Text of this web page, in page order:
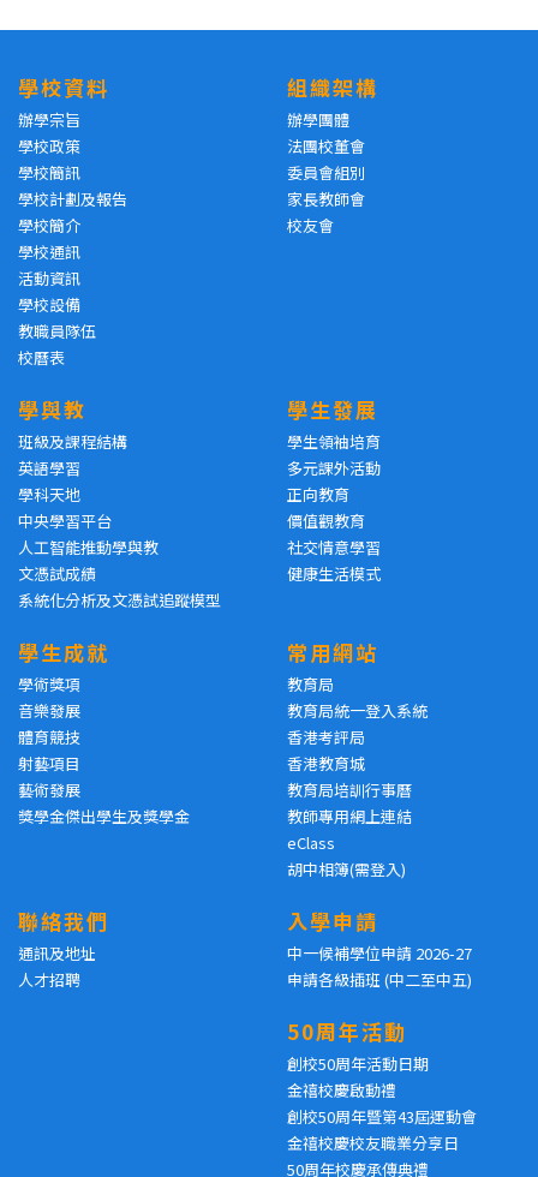
學校資料
辦學宗旨
學校政策
學校簡訊
學校計劃及報告
學校簡介
學校通訊
活動資訊
學校設備
教職員隊伍
校曆表
組織架構
辦學團體
法團校董會
委員會組別
家長教師會
校友會
學與教
班級及課程結構
英語學習
學科天地
中央學習平台
人工智能推動學與教
文憑試成績
系統化分析及文憑試追蹤模型
學生發展
學生領袖培育
多元課外活動
正向教育
價值觀教育
社交情意學習
健康生活模式
學生成就
學術獎項
音樂發展
體育競技
射藝項目
藝術發展
獎學金傑出學生及獎學金
常用網站
教育局
教育局統一登入系統
香港考評局
香港教育城
教育局培訓行事曆
教師專用網上連結
eClass
胡中相簿(需登入)
聯絡我們
通訊及地址
人才招聘
入學申請
中一候補學位申請 2026-27
申請各級插班 (中二至中五)
50周年活動
創校50周年活動日期
金禧校慶啟動禮
創校50周年暨第43屆運動會
金禧校慶校友職業分享日
50周年校慶承傳典禮